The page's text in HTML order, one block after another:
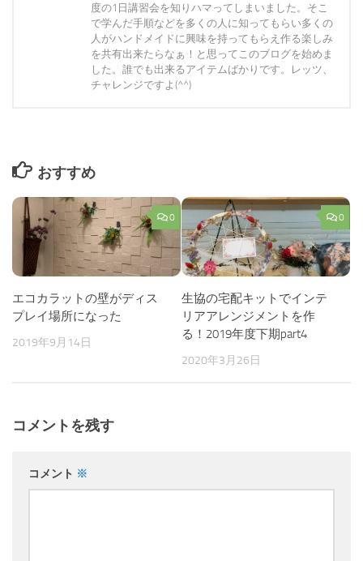
度の1日講習会を知りハマってしまいました。そこ
で学んだ手順などを多くの人に知ってもらい多くの
人がハンドメイドに興味を持ってもらえ作る楽しみ
を共有出来たらなぁ！と思ってこのブログを始めま
した。誰でも出来るアイテムばかりです。レッツ、
チャレンジですよ(^^)
おすすめ
0
エコカラットの壁がディス
プレイ場所になった
2019年9月14日
0
生協の宅配キットでインテ
リアアレンジメントを作
る！2019年度下期part4
2020年3月26日
コメントを残す
コメント ※